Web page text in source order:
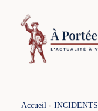
contenu
Accueil› INCIDENTS